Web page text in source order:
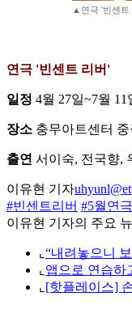
▲연극 '빈센트
연극 '빈센트 리버'
일정 4월 27일~7월 11
장소 충무아트센터
출연 서이숙, 전국향,
이유현 기자
#빈센트리버 #5월연극
이유현 기자의 주요
⌞ “내려놓으니
⌞ 앱으로 연습하
⌞ [핫플레이스]